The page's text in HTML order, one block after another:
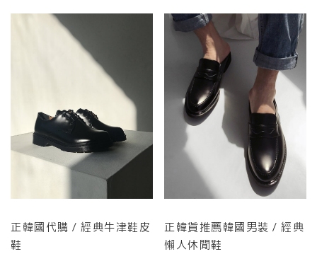
正韓國代購 / 經典牛津鞋皮
鞋
正韓貨推薦韓國男裝 / 經典
懶人休閒鞋